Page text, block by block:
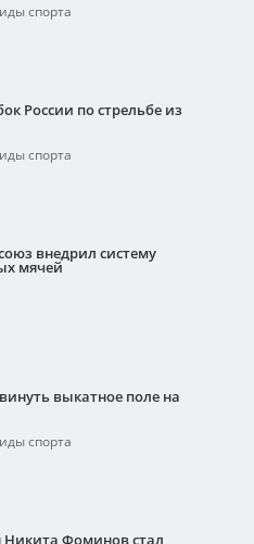
спорта
России по стрельбе из
спорта
внедрил систему
мячей
выкатное поле на
спорта
Никита Фоминов стал